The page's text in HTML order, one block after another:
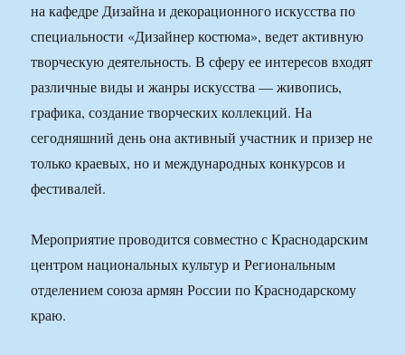
на кафедре Дизайна и декорационного искусства по
специальности «Дизайнер костюма», ведет активную
творческую деятельность. В сферу ее интересов входят
различные виды и жанры искусства — живопись,
графика, создание творческих коллекций. На
сегодняшний день она активный участник и призер не
только краевых, но и международных конкурсов и
фестивалей.
Мероприятие проводится совместно с Краснодарским
центром национальных культур и Региональным
отделением союза армян России по Краснодарскому
краю.